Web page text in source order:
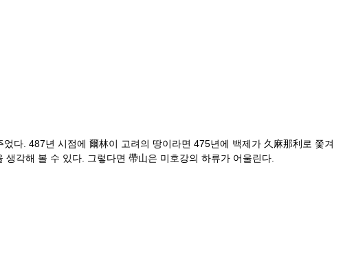
다. 487년 시점에 爾林이 고려의 땅이라면 475년에 백제가 久麻那利로 쫓겨
각해 볼 수 있다. 그렇다면 帶山은 미호강의 하류가 어울린다.